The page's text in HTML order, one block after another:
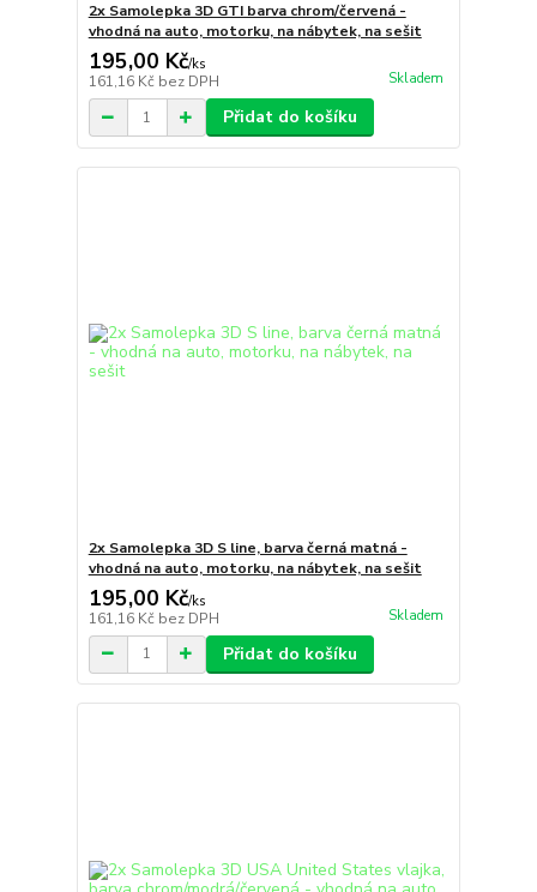
2x Samolepka 3D GTI barva chrom/červená -
vhodná na auto, motorku, na nábytek, na sešit
195,00 Kč/ks
161,16 Kč bez DPH Skladem
Přidat do košíku
2x Samolepka 3D S line, barva černá matná -
vhodná na auto, motorku, na nábytek, na sešit
195,00 Kč/ks
161,16 Kč bez DPH Skladem
Přidat do košíku